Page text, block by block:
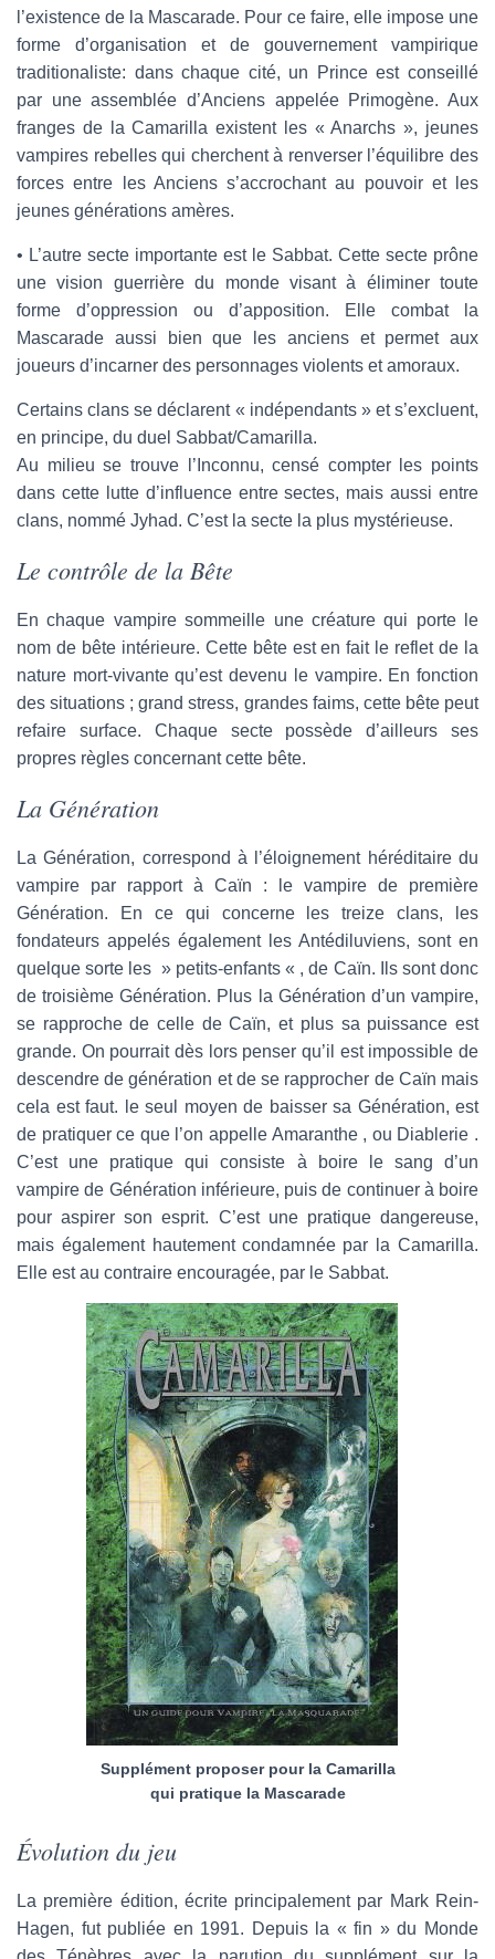
l’existence de la Mascarade. Pour ce faire, elle impose une
forme d’organisation et de gouvernement vampirique
traditionaliste: dans chaque cité, un Prince est conseillé
par une assemblée d’Anciens appelée Primogène. Aux
franges de la Camarilla existent les « Anarchs », jeunes
vampires rebelles qui cherchent à renverser l’équilibre des
forces entre les Anciens s’accrochant au pouvoir et les
jeunes générations amères.
• L’autre secte importante est le Sabbat. Cette secte prône
une vision guerrière du monde visant à éliminer toute
forme d’oppression ou d’apposition. Elle combat la
Mascarade aussi bien que les anciens et permet aux
joueurs d’incarner des personnages violents et amoraux.
Certains clans se déclarent « indépendants » et s’excluent,
en principe, du duel Sabbat/Camarilla.
Au milieu se trouve l’Inconnu, censé compter les points
dans cette lutte d’influence entre sectes, mais aussi entre
clans, nommé Jyhad. C’est la secte la plus mystérieuse.
Le contrôle de la Bête
En chaque vampire sommeille une créature qui porte le
nom de bête intérieure. Cette bête est en fait le reflet de la
nature mort-vivante qu’est devenu le vampire. En fonction
des situations ; grand stress, grandes faims, cette bête peut
refaire surface. Chaque secte possède d’ailleurs ses
propres règles concernant cette bête.
La Génération
La Génération, correspond à l’éloignement héréditaire du
vampire par rapport à Caïn : le vampire de première
Génération. En ce qui concerne les treize clans, les
fondateurs appelés également les Antédiluviens, sont en
quelque sorte les » petits-enfants « , de Caïn. Ils sont donc
de troisième Génération. Plus la Génération d’un vampire,
se rapproche de celle de Caïn, et plus sa puissance est
grande. On pourrait dès lors penser qu’il est impossible de
descendre de génération et de se rapprocher de Caïn mais
cela est faut. le seul moyen de baisser sa Génération, est
de pratiquer ce que l’on appelle Amaranthe , ou Diablerie .
C’est une pratique qui consiste à boire le sang d’un
vampire de Génération inférieure, puis de continuer à boire
pour aspirer son esprit. C’est une pratique dangereuse,
mais également hautement condamnée par la Camarilla.
Elle est au contraire encouragée, par le Sabbat.
Supplément proposer pour la Camarilla
qui pratique la Mascarade
Évolution du jeu
La première édition, écrite principalement par Mark Rein-
Hagen, fut publiée en 1991. Depuis la « fin » du Monde